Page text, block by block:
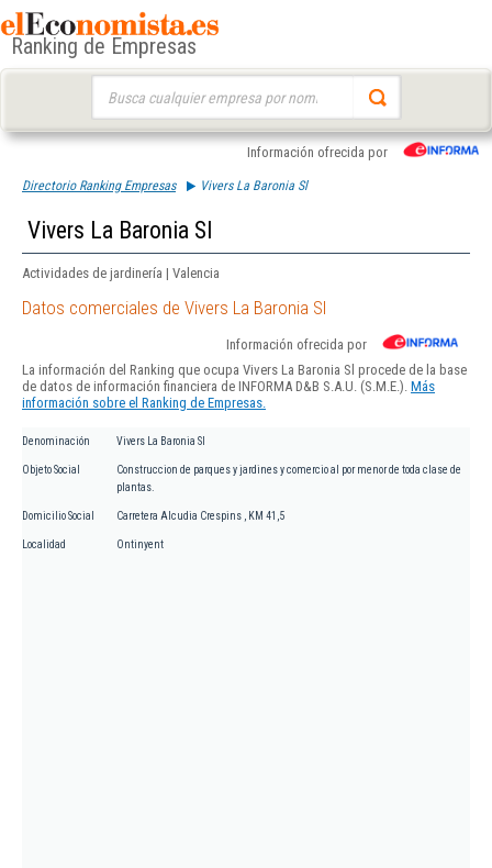
Ranking de Empresas
Información ofrecida por
Directorio Ranking Empresas Vivers La Baronia Sl
Vivers La Baronia Sl
Actividades de jardinería | Valencia
Datos comerciales de Vivers La Baronia Sl
Información ofrecida por
La información del Ranking que ocupa Vivers La Baronia Sl procede de la base
de datos de información financiera de INFORMA D&B S.A.U. (S.M.E.). Más
información sobre el Ranking de Empresas.
Denominación Vivers La Baronia Sl
Objeto Social
Construccion de parques y jardines y comercio al por menor de toda clase de
plantas.
Domicilio Social Carretera Alcudia Crespins , KM 41,5
Localidad Ontinyent